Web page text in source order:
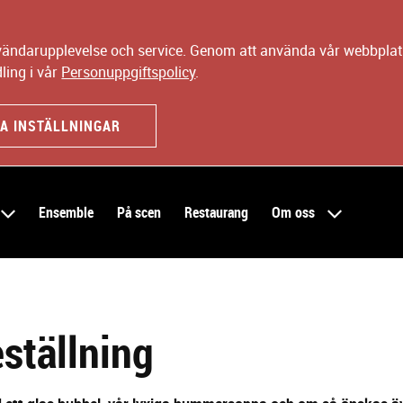
och service. Genom att använda vår
i vår Personuppgiftspolicy.
INSTÄLLNINGAR
Ensemble På scen Restaurang Om oss